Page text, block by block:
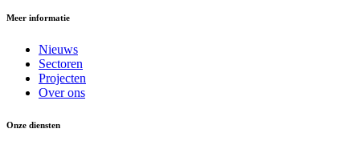
Meer informatie
Nieuws
Sectoren
Projecten
Over ons
Onze diensten